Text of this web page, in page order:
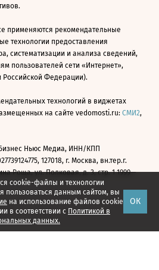
cookie-файлы и технологии
пользоваться данным сайтом, вы
на использование файлов cookie
в соответствии с Политикой в
данных.
ОК
применяются рекомендательные
технологии предоставления
систематизации и анализа сведений,
пользователей сети «Интернет»,
Российской Федерации).
технологий в виджетах
на сайте vedomosti.ru: СМИ2,
Ньюс Медиа, ИНН/КПП
127018, г. Москва, вн.тер.г.
Роща, ул. Полковая, д. 3, стр. 1 1999—